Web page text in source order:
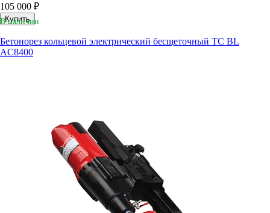
105 000 ₽
Купить
В наличии
Бетонорез кольцевой электрический бесщеточный TC BL
AC8400